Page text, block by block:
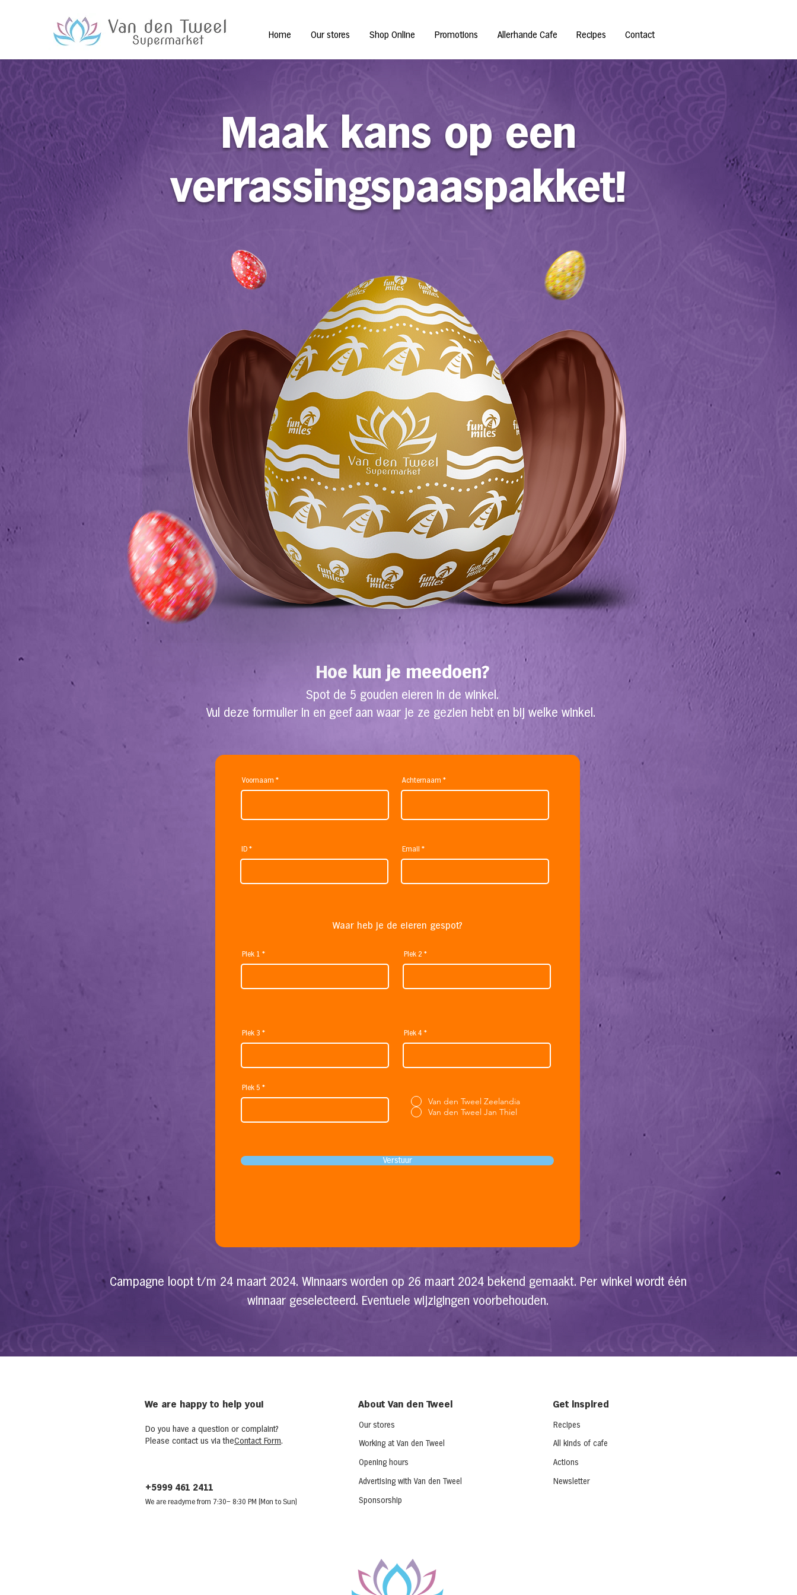
Home Our stores Shop Online Promotions Allerhande Cafe Recipes Contact
Maak kans op een
verrassingspaaspakket!
Hoe kun je meedoen?
Spot de 5 gouden eieren in de winkel.
Vul deze formulier in en geef aan waar je ze gezien hebt en bij welke winkel.
Voornaam Achternaam
ID Email
Waar heb je de eieren gespot?
Plek 1 Plek 2
Plek 3 Plek 4
Plek 5
Van den Tweel Zeelandia
Van den Tweel Jan Thiel
Verstuur
Campagne loopt t/m 24 maart 2024. Winnaars worden op 26 maart 2024 bekend gemaakt. Per winkel wordt één
winnaar geselecteerd. Eventuele wijzigingen voorbehouden.
We are happy to help you!
Do you have a question or complaint?
Please contact us via theContact Form.
+5999 461 2411
We are readyme from 7:30– 8:30 PM (Mon to Sun)
About Van den Tweel
Our stores
Working at Van den Tweel
Opening hours
Advertising with Van den Tweel
Sponsorship
Get inspired
Recipes
All kinds of cafe
Actions
Newsletter